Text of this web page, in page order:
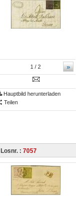
»
1 / 2
Hauptbild herunterladen
Teilen
Losnr. : 7057